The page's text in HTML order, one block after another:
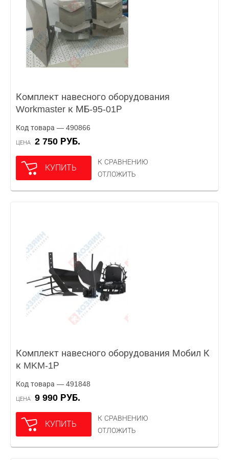
Комплект навесного оборудования
Workmaster к МБ-95-01Р
Код товара — 490866
ЦЕНА 2 750 РУБ.
КУПИТЬ
К СРАВНЕНИЮ
ОТЛОЖИТЬ
Комплект навесного оборудования Мобил К
к MKM-1Р
Код товара — 491848
ЦЕНА 9 990 РУБ.
КУПИТЬ
К СРАВНЕНИЮ
ОТЛОЖИТЬ